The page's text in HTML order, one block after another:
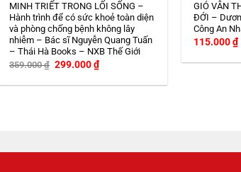
MINH TRIẾT TRONG LỐI SỐNG –
Hành trình để có sức khoẻ toàn diện
và phòng chống bệnh không lây
nhiễm – Bác sĩ Nguyễn Quang Tuấn
– Thái Hà Books – NXB Thế Giới
359.000₫ Giá
là:
299.000₫Giá
hiện
tại
GIÓ VẪN
ĐỚI –
Công An
115.000₫